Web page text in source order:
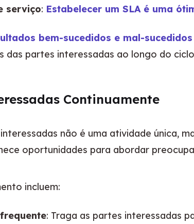
serviço: Estabelecer um SLA é uma
bem-sucedidos e mal-sucedidos
partes interessadas ao longo do
Continuamente
não é uma atividade única,
oportunidades para abordar
incluem:
: Traga as partes interessadas